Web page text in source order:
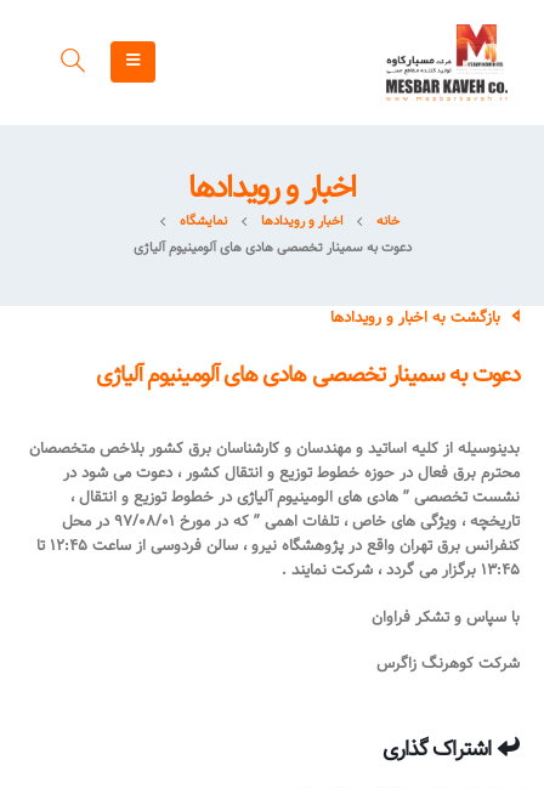
اخبار و رویدادها
خانه اخبار و رویدادها
نمایشگاه
دعوت به سمینار تخصصی هادی های آلومینیوم آلیاژی
بازگشت به اخبار و رویدادها
دعوت به سمینار تخصصی هادی های آلومینیوم آلیاژی
بدینوسیله از کلیه اساتید و مهندسان و کارشناسان برق کشور بلاخص متخصصان
محترم برق فعال در حوزه خطوط توزیع و انتقال کشور ، دعوت می شود در
نشست تخصصی ” هادی های الومینیوم آلیاژی در خطوط توزیع و انتقال ،
تاریخچه ، ویژگی های خاص ، تلفات اهمی ” که در مورخ ۹۷/۰۸/۰۱ در محل
کنفرانس برق تهران واقع در پژوهشگاه نیرو ، سالن فردوسی از ساعت ۱۲:۴۵ تا
۱۳:۴۵ برگزار می گردد ، شرکت نمایند .
با سپاس و تشکر فراوان
شرکت کوهرنگ زاگرس
اشتراک گذاری